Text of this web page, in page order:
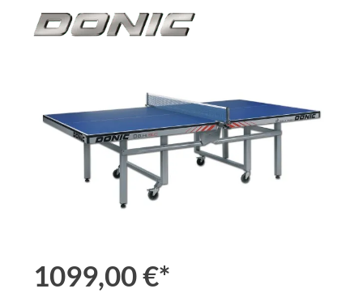
1099,00 €*